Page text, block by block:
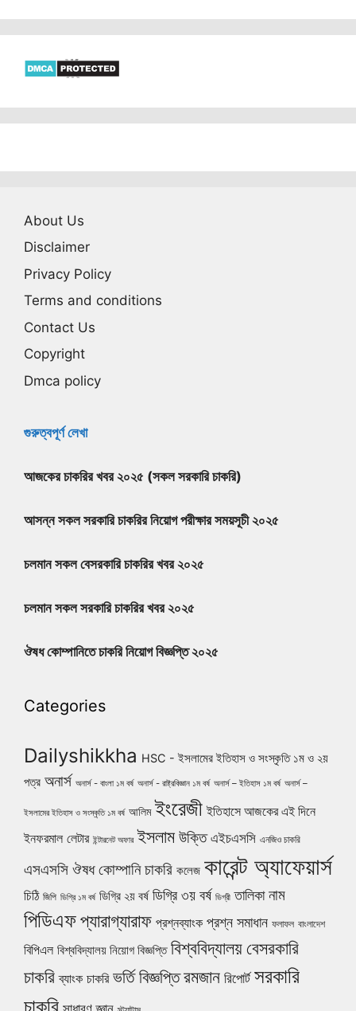
About Us
Disclaimer
Privacy Policy
Terms and conditions
Contact Us
Copyright
Dmca policy
গুরুত্বপূর্ণ লেখা
আজকের চাকরির খবর ২০২৫ (সকল সরকারি চাকরি)
আসন্ন সকল সরকারি চাকরির নিয়োগ পরীক্ষার সময়সূচী ২০২৫
চলমান সকল বেসরকারি চাকরির খবর ২০২৫
চলমান সকল সরকারি চাকরির খবর ২০২৫
ঔষধ কোম্পানিতে চাকরি নিয়োগ বিজ্ঞপ্তি ২০২৫
Categories
Dailyshikkha HSC - ইসলামের ইতিহাস ও সংস্কৃতি ১ম ও ২য়
পত্র অনার্স অনার্স - বাংলা ১ম বর্ষ অনার্স - রাষ্ট্রবিজ্ঞান ১ম বর্ষ অনার্স – ইতিহাস ১ম বর্ষ অনার্স –
ইসলামের ইতিহাস ও সংস্কৃতি ১ম বর্ষ আলিম ইংরেজী ইতিহাসে আজকের এই দিনে
ইনফরমাল লেটার ইন্টারনেট অফার ইসলাম উক্তি এইচএসসি এনজিও চাকরি
এসএসসি ঔষধ কোম্পানি চাকরি কলেজ কারেন্ট অ্যাফেয়ার্স
চিঠি জিপি ডিগ্রি ১ম বর্ষ ডিগ্রি ২য় বর্ষ ডিগ্রি ৩য় বর্ষ ডিগ্রী তালিকা নাম
পিডিএফপ্যারাগ্যারাফ প্রশ্নব্যাংক প্রশ্ন সমাধান ফলাফল বাংলাদেশ
বিপিএল বিশ্ববিদ্যালয় নিয়োগ বিজ্ঞপ্তি বিশ্ববিদ্যালয়বেসরকারি
চাকরি ব্যাংক চাকরি ভর্তি বিজ্ঞপ্তিরমজান রিপোর্ট সরকারি
চাকরি